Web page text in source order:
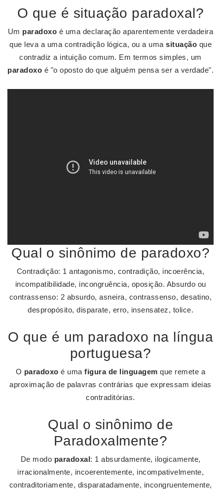
O que é situação paradoxal?
Um paradoxo é uma declaração aparentemente verdadeira
que leva a uma contradição lógica, ou a uma situação que
contradiz a intuição comum. Em termos simples, um
paradoxo é "o oposto do que alguém pensa ser a verdade".
Qual o sinônimo de paradoxo?
Contradição: 1 antagonismo, contradição, incoerência,
incompatibilidade, incongruência, oposição. Absurdo ou
contrassenso: 2 absurdo, asneira, contrassenso, desatino,
despropósito, disparate, erro, insensatez, tolice.
O que é um paradoxo na língua
portuguesa?
O paradoxo é umafigura de linguagem que remete a
aproximação de palavras contrárias que expressam ideias
contraditórias.
Qual o sinônimo de
Paradoxalmente?
De modo paradoxal: 1 absurdamente, ilogicamente,
irracionalmente, incoerentemente, incompativelmente,
contraditoriamente, disparatadamente, incongruentemente,